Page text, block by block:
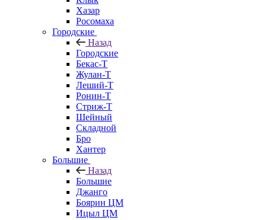
Хазар
Росомаха
Городские
Назад
Городские
Бекас-Т
Жулан-Т
Леший-Т
Ронин-Т
Стриж-Т
Шейный
Складной
Бро
Хантер
Большие
Назад
Большие
Джанго
Боярин ЦМ
Ицыл ЦМ